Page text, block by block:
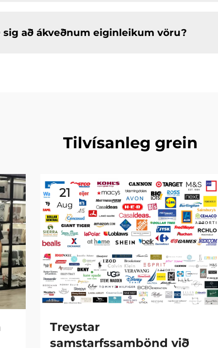
sig að ákveðnum eiginleikum vöru?
Tilvísanleg grein
21
Aug
Treystar
samstarfssambönd við